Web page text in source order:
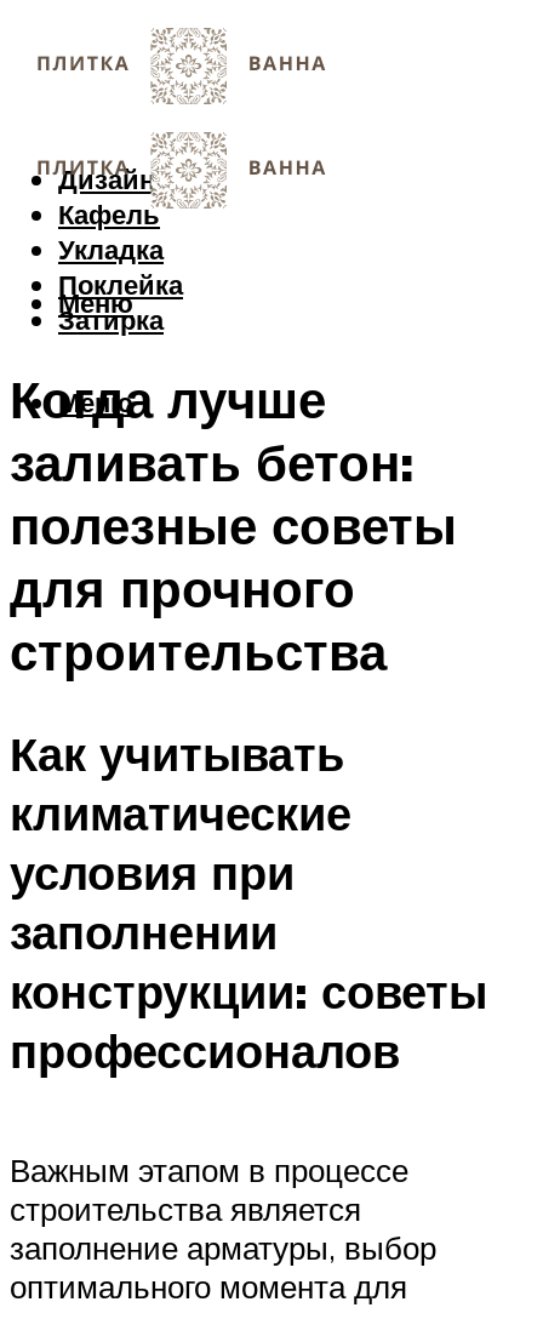
Дизайн
Кафель
Укладка
Поклейка
Затирка
Меню
Меню
Когда лучше
заливать бетон:
полезные советы
для прочного
строительства
Как учитывать
климатические
условия при
заполнении
конструкции: советы
профессионалов
Важным этапом в процессе
строительства является
заполнение арматуры, выбор
оптимального момента для